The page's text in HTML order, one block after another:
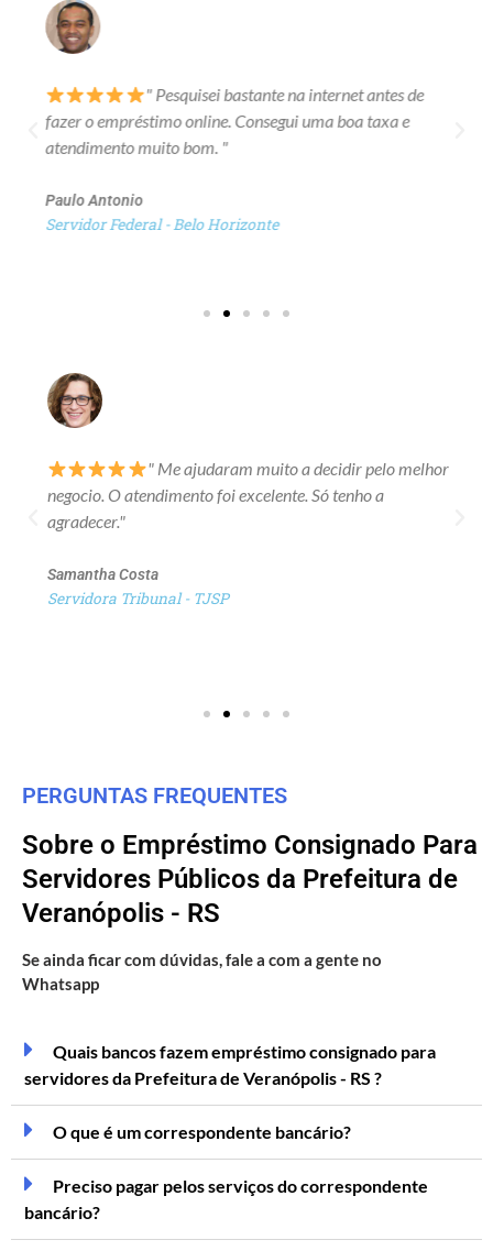
" Pesquisei bastante na internet antes de
fazer o empréstimo online. Consegui uma boa taxa e
atendimento muito bom. "
Paulo Antonio
Servidor Federal - Belo Horizonte
" Me ajudaram muito a decidir pelo melhor
negocio. O atendimento foi excelente. Só tenho a
agradecer."
Samantha Costa
Servidora Tribunal - TJSP
PERGUNTAS FREQUENTES
Sobre o Empréstimo Consignado Para
Servidores Públicos da Prefeitura de
Veranópolis - RS
Se ainda ficar com dúvidas, fale a com a gente no
Whatsapp
Quais bancos fazem empréstimo consignado para
servidores da Prefeitura de Veranópolis - RS ?
O que é um correspondente bancário?
Preciso pagar pelos serviços do correspondente
bancário?